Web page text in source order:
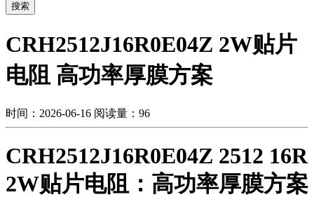
搜索
CRH2512J16R0E04Z 2W贴片
电阻 高功率厚膜方案
时间：2026-06-16 阅读量：96
CRH2512J16R0E04Z 2512 16R
2W贴片电阻：高功率厚膜方案